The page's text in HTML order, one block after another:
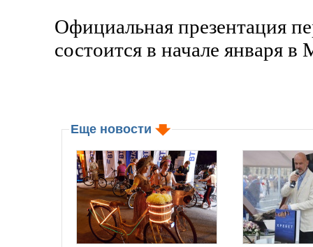
Официальная презентация
состоится в начале января в
Еще новости